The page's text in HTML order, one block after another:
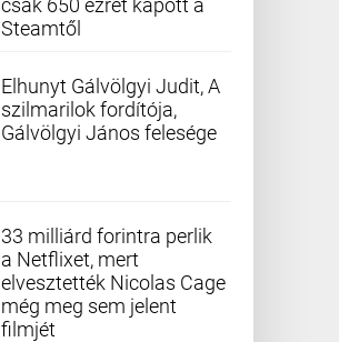
csak 650 ezret kapott a
Steamtől
Elhunyt Gálvölgyi Judit, A
szilmarilok fordítója,
Gálvölgyi János felesége
33 milliárd forintra perlik
a Netflixet, mert
elvesztették Nicolas Cage
még meg sem jelent
filmjét